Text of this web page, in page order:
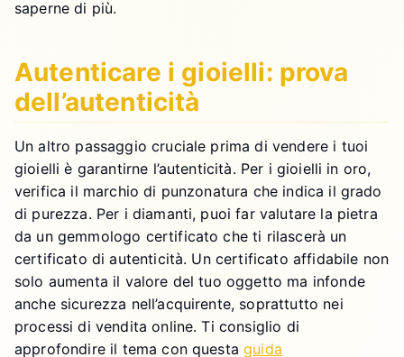
saperne di più.
Autenticare i gioielli: prova
dell’autenticità
Un altro passaggio cruciale prima di vendere i tuoi
gioielli è garantirne l’autenticità. Per i gioielli in oro,
verifica il marchio di punzonatura che indica il grado
di purezza. Per i diamanti, puoi far valutare la pietra
da un gemmologo certificato che ti rilascerà un
certificato di autenticità. Un certificato affidabile non
solo aumenta il valore del tuo oggetto ma infonde
anche sicurezza nell’acquirente, soprattutto nei
processi di vendita online. Ti consiglio di
approfondire il tema con questaguida